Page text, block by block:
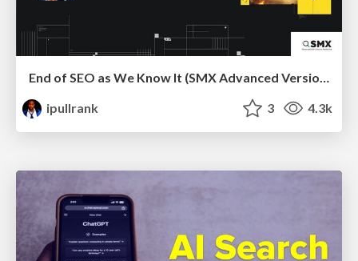
End of SEO as We Know It (SMX Advanced Version)
ipullrank
3 4.3k